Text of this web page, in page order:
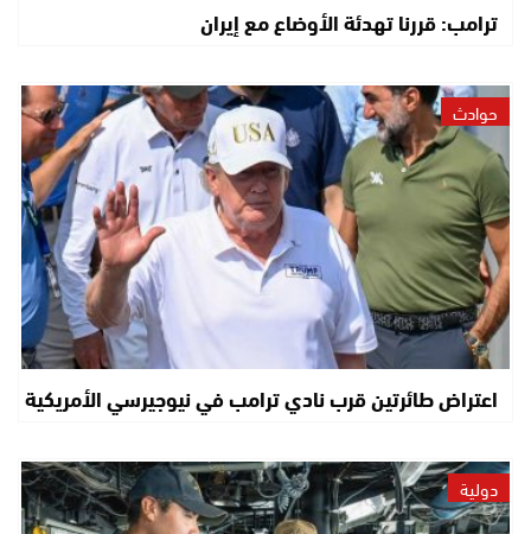
ترامب: قررنا تهدئة الأوضاع مع إيران
حوادث
اعتراض طائرتين قرب نادي ترامب في نيوجيرسي الأمريكية
دولية